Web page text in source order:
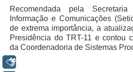
Comitê de Segurança Permanente
Comitê de Combate ao Trabalho
Aprendizagem
Comitê de Incentivo à
Recomendada pela
Informação e Comunicações
de extrema importância, a
Presidência do TRT-11 e contou
da Coordenadoria de Sistemas